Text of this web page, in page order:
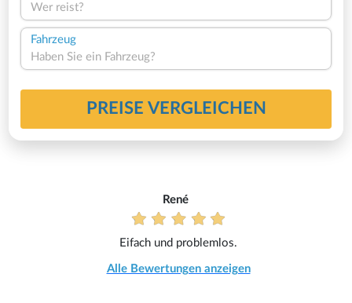
Wer reist?
Fahrzeug
Haben Sie ein Fahrzeug?
PREISE VERGLEICHEN
René
Eifach und problemlos.
Alle Bewertungen anzeigen